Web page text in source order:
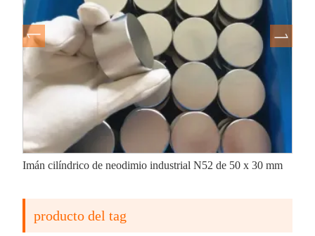
Imán cilíndrico de neodimio industrial N52 de 50 x 30 mm
producto del tag